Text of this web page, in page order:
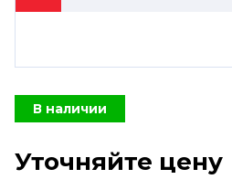
В наличии
Уточняйте цену